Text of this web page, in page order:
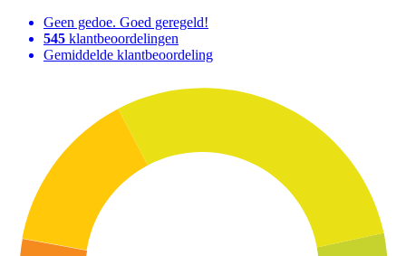
Geen gedoe. Goed geregeld!
545 klantbeoordelingen
Gemiddelde klantbeoordeling